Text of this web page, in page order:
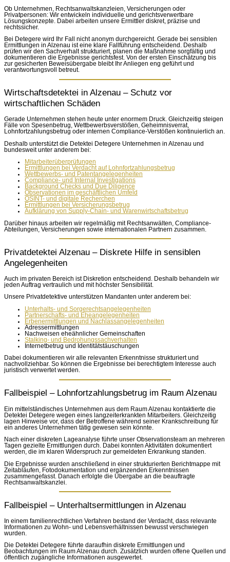
Ob Unternehmen, Rechtsanwaltskanzleien, Versicherungen oder
Privatpersonen: Wir entwickeln individuelle und gerichtsverwertbare
Lösungskonzepte. Dabei arbeiten unsere Ermittler diskret, präzise und
rechtssicher.
Bei Detegere wird Ihr Fall nicht anonym durchgereicht. Gerade bei sensiblen
Ermittlungen in Alzenau ist eine klare Fallführung entscheidend. Deshalb
prüfen wir den Sachverhalt strukturiert, planen die Maßnahme sorgfältig und
dokumentieren die Ergebnisse gerichtsfest. Von der ersten Einschätzung bis
zur gesicherten Beweisübergabe bleibt Ihr Anliegen eng geführt und
verantwortungsvoll betreut.
Wirtschaftsdetektei in Alzenau – Schutz vor
wirtschaftlichen Schäden
Gerade Unternehmen stehen heute unter enormem Druck. Gleichzeitig steigen
Fälle von Spesenbetrug, Wettbewerbsverstößen, Geheimnisverrat,
Lohnfortzahlungsbetrug oder internen Compliance-Verstößen kontinuierlich an.
Deshalb unterstützt die Detektei Detegere Unternehmen in Alzenau und
bundesweit unter anderem bei:
Mitarbeiterüberprüfungen
Ermittlungen bei Verdacht auf Lohnfortzahlungsbetrug
Wettbewerbs- und Patentangelegenheiten
Compliance- und Internal Investigations
Background Checks und Due Diligence
Observationen im geschäftlichen Umfeld
OSINT- und digitale Recherchen
Ermittlungen bei Versicherungsbetrug
Aufklärung von Supply-Chain- und Warenwirtschaftsbetrug
Darüber hinaus arbeiten wir regelmäßig mit Rechtsanwälten, Compliance-
Abteilungen, Versicherungen sowie internationalen Partnern zusammen.
Privatdetektei Alzenau – Diskrete Hilfe in sensiblen
Angelegenheiten
Auch im privaten Bereich ist Diskretion entscheidend. Deshalb behandeln wir
jeden Auftrag vertraulich und mit höchster Sensibilität.
Unsere Privatdetektive unterstützen Mandanten unter anderem bei:
Unterhalts- und Sorgerechtsangelegenheiten
Partnerschafts- und Eheangelegenheiten
Erbenermittlungen und Nachlassangelegenheiten
Adressermittlungen
Nachweisen eheähnlicher Gemeinschaften
Stalking- und Bedrohungssachverhalten
Internetbetrug und Identitätstäuschungen
Dabei dokumentieren wir alle relevanten Erkenntnisse strukturiert und
nachvollziehbar. So können die Ergebnisse bei berechtigtem Interesse auch
juristisch verwertet werden.
Fallbeispiel – Lohnfortzahlungsbetrug im Raum Alzenau
Ein mittelständisches Unternehmen aus dem Raum Alzenau kontaktierte die
Detektei Detegere wegen eines langzeiterkrankten Mitarbeiters. Gleichzeitig
lagen Hinweise vor, dass der Betroffene während seiner Krankschreibung für
ein anderes Unternehmen tätig gewesen sein könnte.
Nach einer diskreten Lageanalyse führte unser Observationsteam an mehreren
Tagen gezielte Ermittlungen durch. Dabei konnten Aktivitäten dokumentiert
werden, die im klaren Widerspruch zur gemeldeten Erkrankung standen.
Die Ergebnisse wurden anschließend in einer strukturierten Berichtmappe mit
Zeitabläufen, Fotodokumentation und ergänzenden Erkenntnissen
zusammengefasst. Danach erfolgte die Übergabe an die beauftragte
Rechtsanwaltskanzlei.
Fallbeispiel – Unterhaltsermittlungen in Alzenau
In einem familienrechtlichen Verfahren bestand der Verdacht, dass relevante
Informationen zu Wohn- und Lebensverhältnissen bewusst verschwiegen
wurden.
Die Detektei Detegere führte daraufhin diskrete Ermittlungen und
Beobachtungen im Raum Alzenau durch. Zusätzlich wurden offene Quellen und
öffentlich zugängliche Informationen ausgewertet.